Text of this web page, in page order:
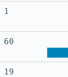
1
60
19